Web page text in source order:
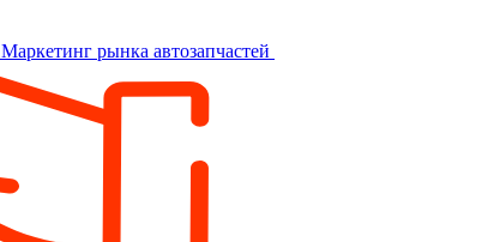
Маркетинг рынка автозапчастей